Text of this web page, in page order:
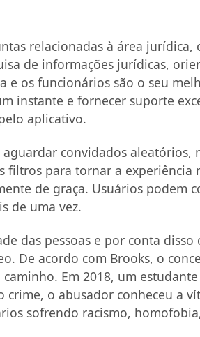
relacionadas à área
de informações jurídicas,
e os funcionários são o seu
instante e fornecer suporte
aplicativo.
convidados
para tornar a
de graça. Usuários
de uma vez.
das pessoas e por conta
De acordo com Brooks, o
Em 2018, um
o abusador conheceu a
sofrendo racismo,